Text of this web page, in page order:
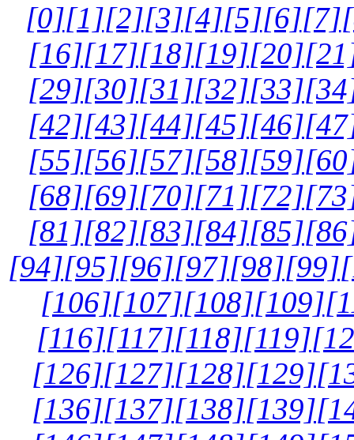
[0][1][2][3][4][5][6][7]
[16][17][18][19][20]
[29][30][31][32][33]
[42][43][44][45][46]
[55][56][57][58][59]
[68][69][70][71][72]
[81][82][83][84][85]
[94][95][96][97][98][99]
[106][107][108][109]
[116][117][118][119]
[126][127][128][129]
[136][137][138][139]